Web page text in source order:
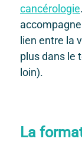
cancérologie
lien entre la
plus dans le
loin).
La